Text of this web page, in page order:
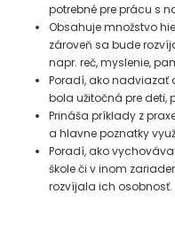
potrebné pre prácu s
Obsahuje množstvo
zároveň sa bude
napr. reč, myslenie,
Poradí, ako nadviazať
bola užitočná pre deti,
Prináša príklady z
a hlavne poznatky
Poradí, ako
škole či v inom
rozvíjala ich osobnosť.